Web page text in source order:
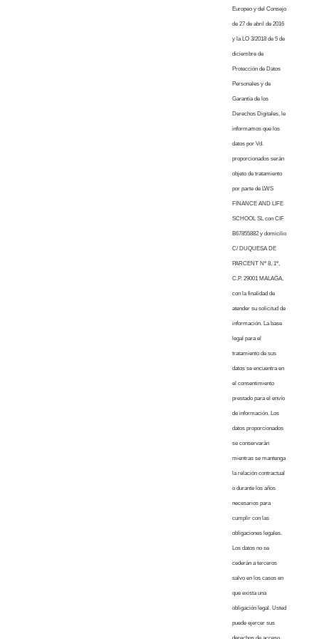
Europeo y del Consejo
de 27 de abril de 2016
y la LO 3/2018 de 5 de
diciembre de
Protección de Datos
Personales y de
Garantía de los
Derechos Digitales, le
informamos que los
datos por Vd.
proporcionados serán
objeto de tratamiento
por parte de LWS
FINANCE AND LIFE
SCHOOL SL con CIF
B67855882 y domicilio
C/ DUQUESA DE
PARCENT Nº 8, 1º,
C.P. 29001 MALAGA,
con la finalidad de
atender su solicitud de
información. La base
legal para el
tratamiento de sus
datos se encuentra en
el consentimiento
prestado para el envío
de información. Los
datos proporcionados
se conservarán
mientras se mantenga
la relación contractual
o durante los años
necesarios para
cumplir con las
obligaciones legales.
Los datos no se
cederán a terceros
salvo en los casos en
que exista una
obligación legal. Usted
puede ejercer sus